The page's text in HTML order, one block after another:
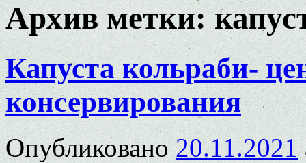
Архив метки:
Капуста кольраби-
консервирования
Опубликовано 20.11.2021